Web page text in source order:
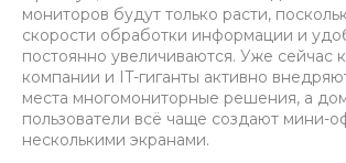
мониторов будут только расти,
скорости обработки информации и
постоянно увеличиваются. Уже сейчас
компании и IT-гиганты активно
места многомониторные решения, а
пользователи всё чаще создают мини-
несколькими экранами.